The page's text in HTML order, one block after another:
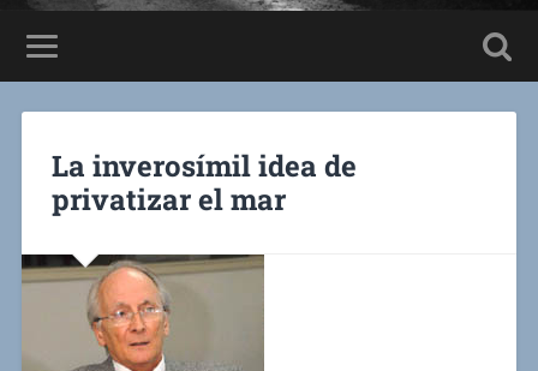
La inverosímil idea de
privatizar el mar